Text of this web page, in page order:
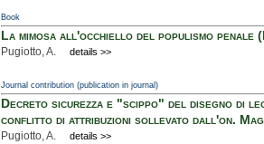
Book
La mimosa all'occhiello del populismo penale
Pugiotto, A. details >>
Journal contribution (publication in journal)
Decreto sicurezza e "scippo" del disegno di
conflitto di attribuzioni sollevato dall'on.
Pugiotto, A. details >>